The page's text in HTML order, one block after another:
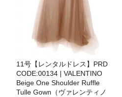
11号【レンタルドレス】PRD
CODE:00134 | VALENTINO
Beige One Shoulder Ruffle
Tulle Gown（ヴァレンティノ